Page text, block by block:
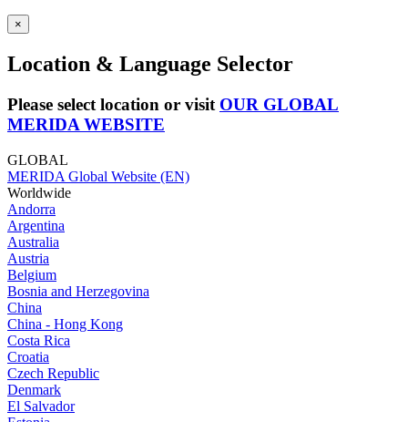
×
Location & Language Selector
Please select location or visit OUR GLOBAL
MERIDA WEBSITE
GLOBAL
MERIDA Global Website (EN)
Worldwide
Andorra
Argentina
Australia
Austria
Belgium
Bosnia and Herzegovina
China
China - Hong Kong
Costa Rica
Croatia
Czech Republic
Denmark
El Salvador